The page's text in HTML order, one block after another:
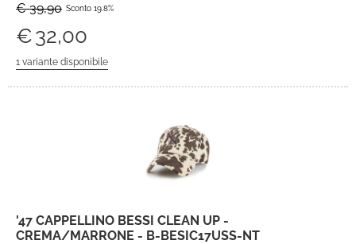
€ 39,90 Sconto 19.8%
€32,00
'47 CAPPELLINO BESSI CLEAN UP -
CREMA/MARRONE - B-BESIC17USS-NT